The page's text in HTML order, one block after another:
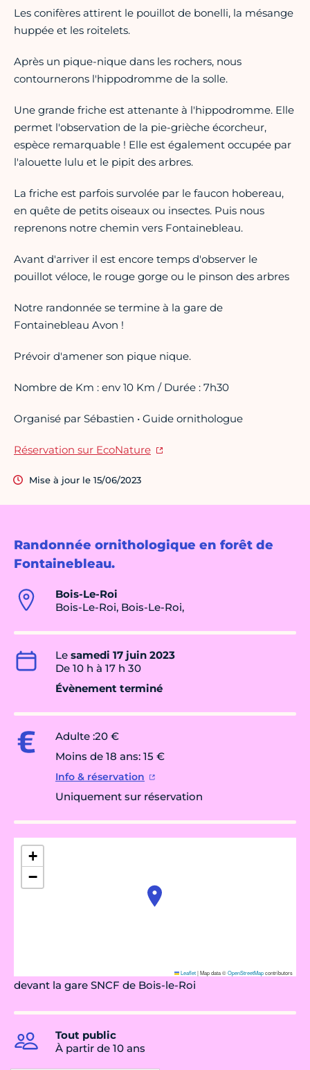
Randonnée ornithologique en forêt de
Fontainebleau.
Bois-Le-Roi
Bois-Le-Roi, Bois-Le-Roi,
Le samedi 17 juin 2023
De 10 h à 17 h 30
Évènement terminé
Adulte :20 €
Moins de 18 ans: 15 €
Info & réservation
Uniquement sur réservation
+
−
Leaflet|Map data ©OpenStreetMapcontributors
devant la gare SNCF de Bois-le-Roi
Tout public
À partir de 10 ans
Les conifères attirent le pouillot de bonelli, la mésange
huppée et les roitelets.
Après un pique-nique dans les rochers, nous
contournerons l'hippodromme de la solle.
Une grande friche est attenante à l'hippodromme. Elle
permet l'observation de la pie-grièche écorcheur,
espèce remarquable ! Elle est également occupée par
l'alouette lulu et le pipit des arbres.
La friche est parfois survolée par le faucon hobereau,
en quête de petits oiseaux ou insectes. Puis nous
reprenons notre chemin vers Fontainebleau.
Avant d'arriver il est encore temps d'observer le
pouillot véloce, le rouge gorge ou le pinson des arbres
Notre randonnée se termine à la gare de
Fontainebleau Avon !
Prévoir d'amener son pique nique.
Nombre de Km : env 10 Km / Durée : 7h30
Organisé par Sébastien • Guide ornithologue
Réservation sur EcoNature
Mise à jour le 15/06/2023